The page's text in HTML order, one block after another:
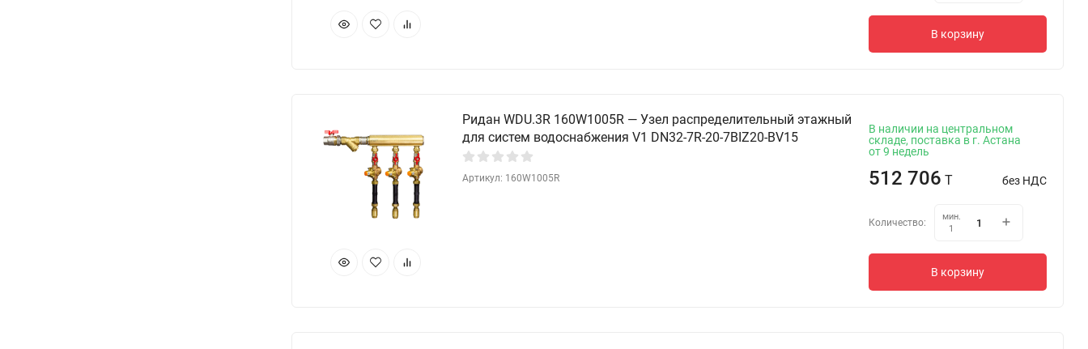
В корзину
Ридан WDU.3R 160W1005R — Узел распределительный этажный
для систем водоснабжения V1 DN32-7R-20-7BIZ20-BV15
Артикул: 160W1005R
В наличии на центральном
складе, поставка в г. Астана
от 9 недель
512 706 T без НДС
Количество:
мин.
1
В корзину